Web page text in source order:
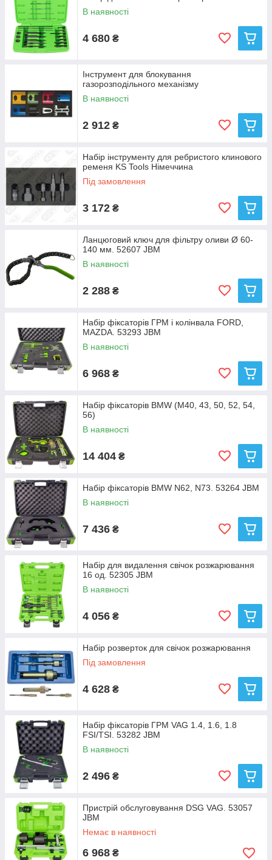
В наявності
4 680 ₴
Інструмент для блокування
газорозподільного механізму
В наявності
2 912 ₴
Набір інструменту для ребристого клинового
ременя KS Tools Німеччина
Під замовлення
3 172 ₴
Ланцюговий ключ для фільтру оливи Ø 60-
140 мм. 52607 JBM
В наявності
2 288 ₴
Набір фіксаторів ГРМ і колінвала FORD,
MAZDA. 53293 JBM
В наявності
6 968 ₴
Набір фіксаторів BMW (M40, 43, 50, 52, 54,
56)
В наявності
14 404 ₴
Набір фіксаторів BMW N62, N73. 53264 JBM
В наявності
7 436 ₴
Набір для видалення свічок розжарювання
16 од. 52305 JBM
В наявності
4 056 ₴
Набір розверток для свічок розжарювання
Під замовлення
4 628 ₴
Набір фіксаторів ГРМ VAG 1.4, 1.6, 1.8
FSI/TSI. 53282 JBM
В наявності
2 496 ₴
Пристрій обслуговування DSG VAG. 53057
JBM
Немає в наявності
6 968 ₴